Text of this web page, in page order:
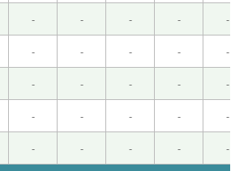
易长肌肉的体质，一游泳上半身就
体重增加导致跑步变得吃力，这让
课见。( 50代 男性 )
祝你周末愉快！ ( 50代 男性 )
跟中国朋友一起去长野县三天两夜
- - - - -
- - - - -
- - - - -
- - - - -
- - - - -